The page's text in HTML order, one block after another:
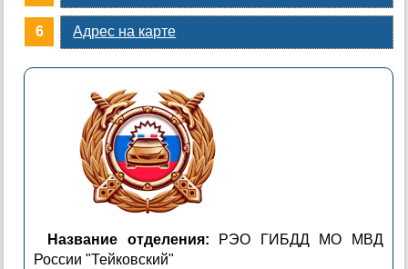
Адрес на карте
Название отделения: РЭО ГИБДД МО МВД
России "Тейковский"